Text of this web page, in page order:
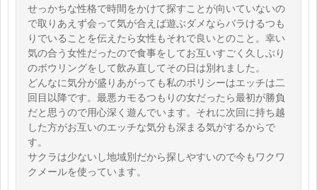
せっかちな性格で時間をかけて探すことが向いていないの
で取りあえず会って気が合えば遊ぶダメならバラけるつも
りでいることを伝えたら女性もそれで良いとのこと。幸い
気の合う女性だったので食事をしてお互いすごく久しぶり
のボウリングをして飲み直してその日は別れました。
どんなに気分が盛りあがっても私のポリシーはエッチは二
回目以降です。最悪カモるつもりの女だったら最初が勝負
だと思うので用心深く遊んでいます。それに次回に持ち越
した方がお互いのエッチな気分も深まる気がするからで
す。
サクラは少ないし地域別だから探しやすいので今もワクワ
クメールを使っています。